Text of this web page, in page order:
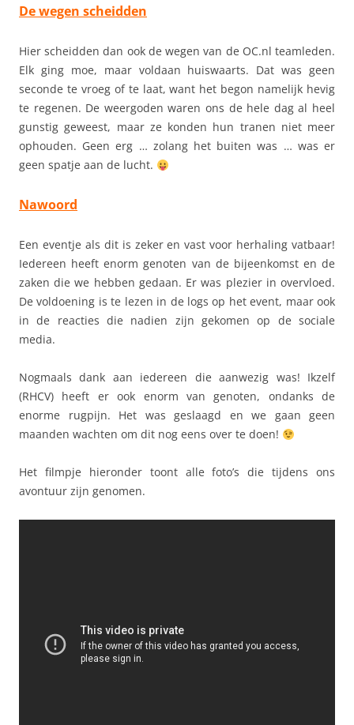
De wegen scheidden
Hier scheidden dan ook de wegen van de OC.nl teamleden.
Elk ging moe, maar voldaan huiswaarts. Dat was geen
seconde te vroeg of te laat, want het begon namelijk hevig
te regenen. De weergoden waren ons de hele dag al heel
gunstig geweest, maar ze konden hun tranen niet meer
ophouden. Geen erg … zolang het buiten was … was er
geen spatje aan de lucht.
Nawoord
Een eventje als dit is zeker en vast voor herhaling vatbaar!
Iedereen heeft enorm genoten van de bijeenkomst en de
zaken die we hebben gedaan. Er was plezier in overvloed.
De voldoening is te lezen in de logs op het event, maar ook
in de reacties die nadien zijn gekomen op de sociale
media.
Nogmaals dank aan iedereen die aanwezig was! Ikzelf
(RHCV) heeft er ook enorm van genoten, ondanks de
enorme rugpijn. Het was geslaagd en we gaan geen
maanden wachten om dit nog eens over te doen!
Het filmpje hieronder toont alle foto’s die tijdens ons
avontuur zijn genomen.